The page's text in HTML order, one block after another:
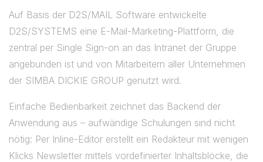
Auf Basis der D2S/MAIL Software entwickelte
D2S/SYSTEMS eine E-Mail-Marketing-Plattform, die
zentral per Single Sign-on an das Intranet der Gruppe
angebunden ist und von Mitarbeitern aller Unternehmen
der SIMBA DICKIE GROUP genutzt wird.
Einfache Bedienbarkeit zeichnet das Backend der
Anwendung aus – aufwändige Schulungen sind nicht
nötig: Per Inline-Editor erstellt ein Redakteur mit wenigen
Klicks Newsletter mittels vordefinierter Inhaltsblöcke, die